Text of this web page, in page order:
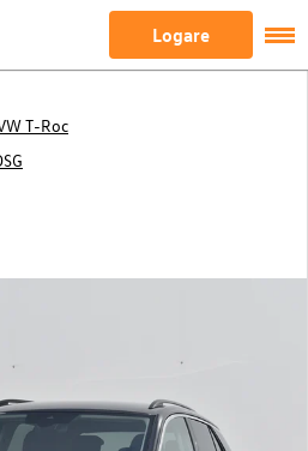
Logare
T-Roc